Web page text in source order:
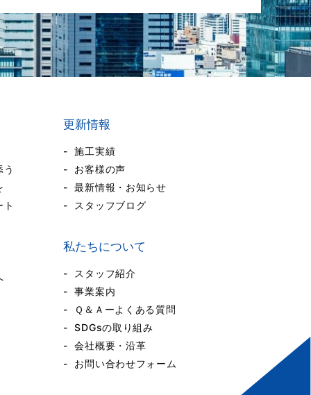
更新情報
施工実績
お客様の声
最新情報・お知らせ
スタッフブログ
私たちについて
スタッフ紹介
事業案内
Ｑ＆Ａーよくある質問
SDGsの取り組み
会社概要・沿革
お問い合わせフォーム